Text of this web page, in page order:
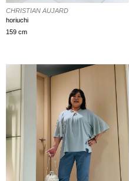
CHRISTIAN AUJARD
horiuchi
159 cm